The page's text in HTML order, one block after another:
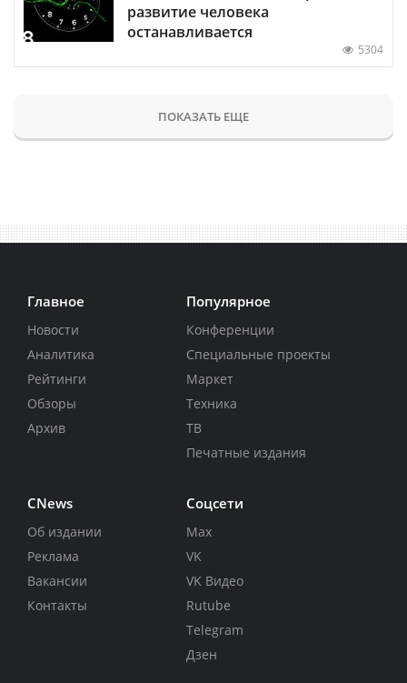
развитие человека
останавливается
5304
ПОКАЗАТЬ ЕЩЕ
Главное
Новости
Аналитика
Рейтинги
Обзоры
Архив
Популярное
Конференции
Специальные проекты
Маркет
Техника
ТВ
Печатные издания
CNews
Об издании
Реклама
Вакансии
Контакты
Соцсети
Max
VK
VK Видео
Rutube
Telegram
Дзен